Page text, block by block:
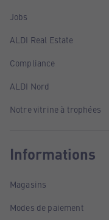
Jobs
ALDI Real Estate
Compliance
ALDI Nord
Notre vitrine à trophées
Informations
Magasins
Modes de paiement